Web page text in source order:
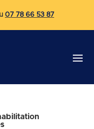
07 78 66 53 87